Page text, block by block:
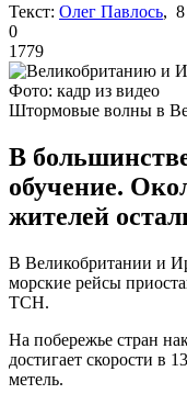
Текст: Олег Павлось, 8
0
1779
Фото: кадр из видео
Штормовые волны в
В
обучение.
жителей
В Великобритании и
морские рейсы
ТСН.
На побережье стран
достигает скорости в
метель.